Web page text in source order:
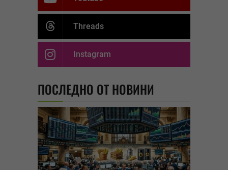
Threads
Instagram
ПОСЛЕДНО ОТ НОВИНИ